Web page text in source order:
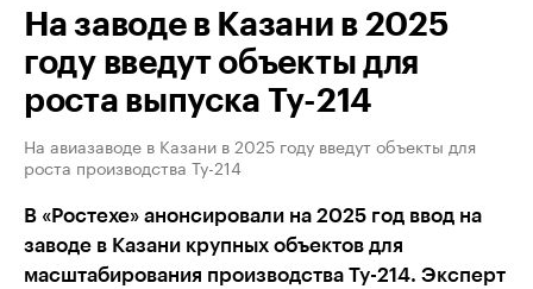
На заводе в Казани в 2025
году введут объекты для
роста выпуска Ту-214
На авиазаводе в Казани в 2025 году введут объекты для
роста производства Ту-214
В «Ростехе» анонсировали на 2025 год ввод на
заводе в Казани крупных объектов для
масштабирования производства Ту-214. Эксперт